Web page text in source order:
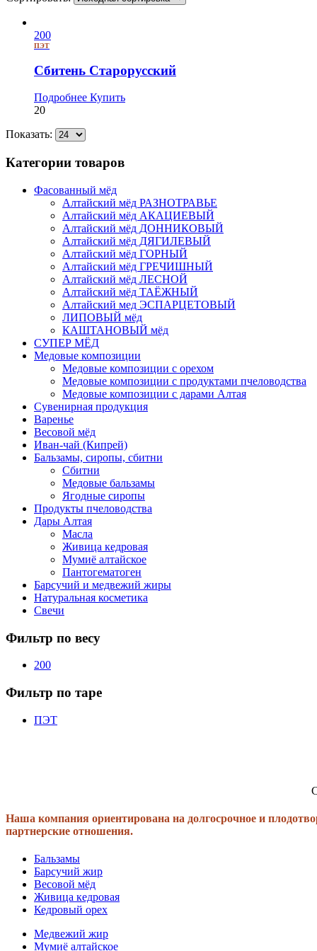
200
ПЭТ
Сбитень Старорусский
Подробнее Купить
20
Показать:
Категории товаров
Фасованный мёд
Алтайский мёд РАЗНОТРАВЬЕ
Алтайский мёд АКАЦИЕВЫЙ
Алтайский мёд ДОННИКОВЫЙ
Алтайский мёд ДЯГИЛЕВЫЙ
Алтайский мёд ГОРНЫЙ
Алтайский мёд ГРЕЧИШНЫЙ
Алтайский мёд ЛЕСНОЙ
Алтайский мёд ТАЁЖНЫЙ
Алтайский мед ЭСПАРЦЕТОВЫЙ
ЛИПОВЫЙ мёд
КАШТАНОВЫЙ мёд
СУПЕР МЁД
Медовые композиции
Медовые композиции с орехом
Медовые композиции с продуктами пчеловодства
Медовые композиции с дарами Алтая
Сувенирная продукция
Варенье
Весовой мёд
Иван-чай (Кипрей)
Бальзамы, сиропы, сбитни
Сбитни
Медовые бальзамы
Ягодные сиропы
Продукты пчеловодства
Дары Алтая
Масла
Живица кедровая
Мумиё алтайское
Пантогематоген
Барсучий и медвежий жиры
Натуральная косметика
Свечи
Фильтр по весу
200
Фильтр по таре
ПЭТ
Наша компания ориентирована на долгосрочное и
партнерские отношения.
Бальзамы
Барсучий жир
Весовой мёд
Живица кедровая
Кедровый орех
Медвежий жир
Мумиё алтайское